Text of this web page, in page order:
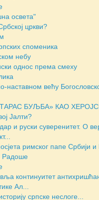
освета"
цркви?
споменика
небу
однос према смеху
већу
БУЉБА» КАО
Јалти?
и руски суверенитет. О
римског папе Србији и
Радоше
континуитет
Ал...
српске неслоге...